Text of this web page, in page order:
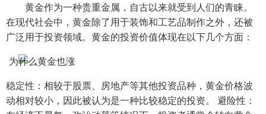
黄金作为一种贵重金属，自古以来就受到人们的青睐。
在现代社会中，黄金除了用于装饰和工艺品制作之外，还被
广泛用于投资领域。黄金的投资价值体现在以下几个方面：
稳定性：相较于股票、房地产等其他投资品种，黄金价格波
动相对较小，因此被认为是一种比较稳定的投资。 避险性：